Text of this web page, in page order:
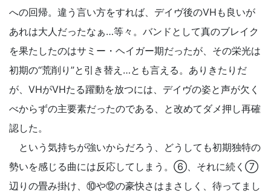
への回帰。違う言い方をすれば、デイヴ後のVHも良いが
あれは大人だったなぁ…等々。バンドとして真のブレイク
を果たしたのはサミー・ヘイガー期だったが、その栄光は
初期の“荒削り”と引き替え…とも言える。ありきたりだ
が、VHがVHたる躍動を放つには、デイヴの姿と声が欠く
べからずの主要素だったのである、と改めてダメ押し再確
認した。
という気持ちが強いからだろう、どうしても初期独特の
勢いを感じる曲には反応してしまう。⑥、それに続く⑦
辺りの畳み掛け、⑩や⑫の豪快さはまさしく、待ってまし